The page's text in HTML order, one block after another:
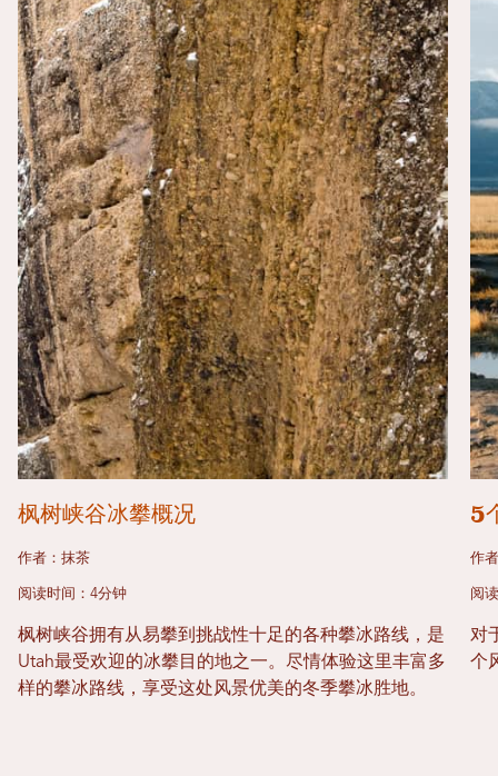
枫树峡谷冰攀概况
作者：抹茶
阅读时间：4分钟
枫树峡谷拥有从易攀到挑战性十足的各种攀冰路线，是
Utah最受欢迎的冰攀目的地之一。尽情体验这里丰富多
样的攀冰路线，享受这处风景优美的冬季攀冰胜地。
5
作
阅
对
个